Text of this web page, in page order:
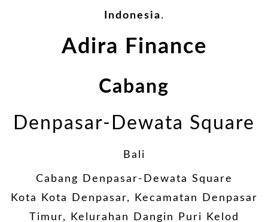
Indonesia.
Adira Finance
Cabang
Denpasar-Dewata Square
Bali
Cabang Denpasar-Dewata Square
Kota Kota Denpasar, Kecamatan Denpasar
Timur, Kelurahan Dangin Puri Kelod